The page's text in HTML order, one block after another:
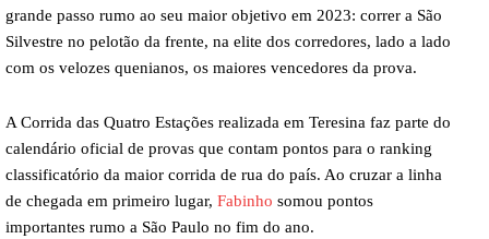
grande passo rumo ao seu maior objetivo em 2023: correr a São
Silvestre no pelotão da frente, na elite dos corredores, lado a lado
com os velozes quenianos, os maiores vencedores da prova.
A Corrida das Quatro Estações realizada em Teresina faz parte do
calendário oficial de provas que contam pontos para o ranking
classificatório da maior corrida de rua do país. Ao cruzar a linha
de chegada em primeiro lugar, Fabinho somou pontos
importantes rumo a São Paulo no fim do ano.